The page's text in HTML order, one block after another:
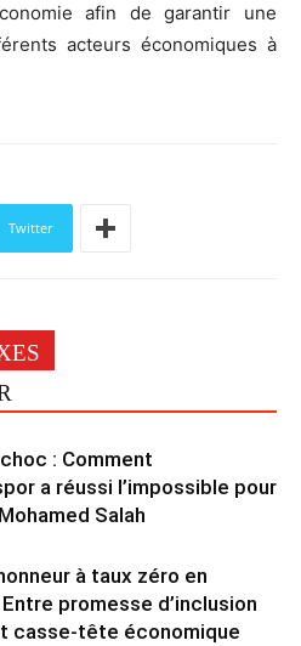
afin de garantir une
acteurs économiques à
Twitter
: Comment
a réussi l’impossible pour
Salah
à taux zéro en
promesse d’inclusion
casse-tête économique